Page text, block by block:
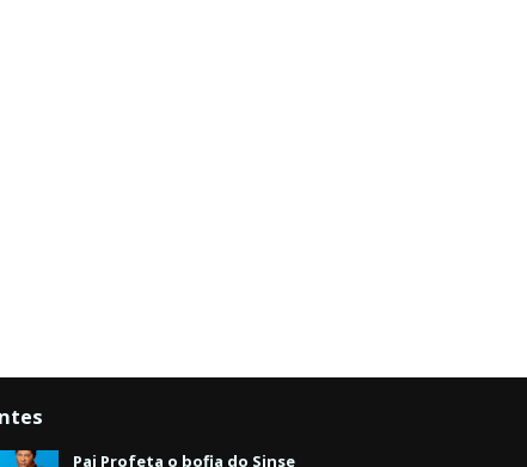
Pai Profeta o bofia do Sinse